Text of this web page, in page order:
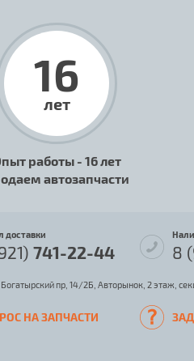
16
лет
работы - 16 лет
автозапчасти
доставки
741-22-44 8
пр, 14/2Б, Авторынок, 2 этаж,
НА ЗАПЧАСТИ